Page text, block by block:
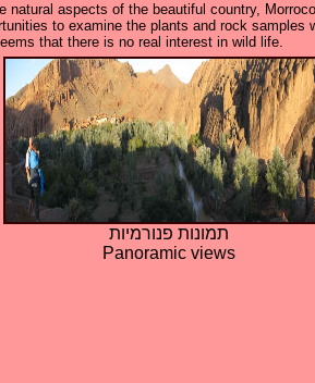
natural aspects of the beautiful country,
to examine the plants and rock
that there is no real interest in wild life.
תמונות פנורמיות
Panoramic views